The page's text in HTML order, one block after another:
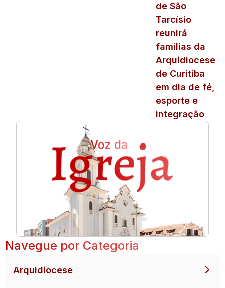
de São
Tarcísio
reunirá
famílias da
Arquidiocese
de Curitiba
em dia de fé,
esporte e
integração
Navegue por Categoria
Arquidiocese